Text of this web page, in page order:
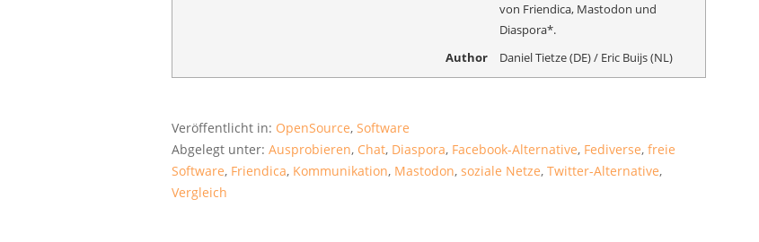
von Friendica, Mastodon und
Diaspora*.
Author
Daniel Tietze (DE) / Eric Buijs (NL)
Veröffentlicht in: OpenSource,Software
Abgelegt unter:Ausprobieren, Chat, Diaspora, Facebook-Alternative, Fediverse,freie
Software, Friendica, Kommunikation, Mastodon,soziale Netze,Twitter-Alternative,
Vergleich